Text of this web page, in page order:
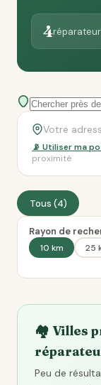
4
📡 Utiliser ma
proximité
Tous (4)
Rayon de
10 km 25
🏘️ Villes
Peu de